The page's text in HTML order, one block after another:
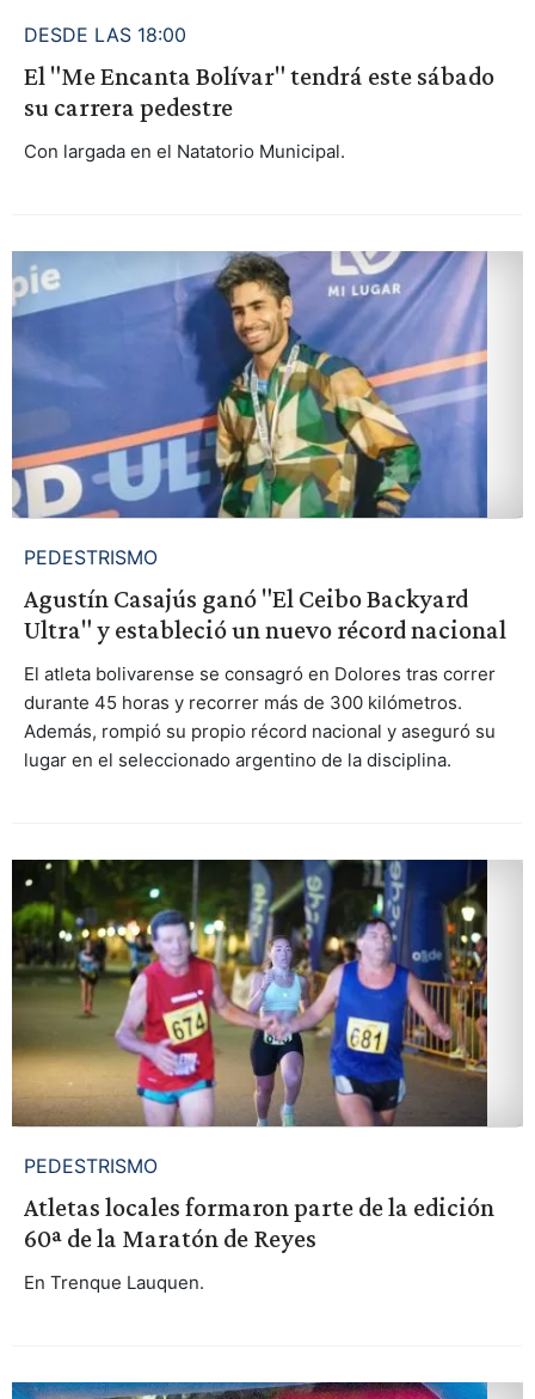
DESDE LAS 18:00
El "Me Encanta Bolívar" tendrá este sábado
su carrera pedestre
Con largada en el Natatorio Municipal.
PEDESTRISMO
Agustín Casajús ganó "El Ceibo Backyard
Ultra" y estableció un nuevo récord nacional
El atleta bolivarense se consagró en Dolores tras correr
durante 45 horas y recorrer más de 300 kilómetros.
Además, rompió su propio récord nacional y aseguró su
lugar en el seleccionado argentino de la disciplina.
PEDESTRISMO
Atletas locales formaron parte de la edición
60ª de la Maratón de Reyes
En Trenque Lauquen.